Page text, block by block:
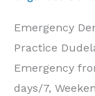
Fériés
|
Cabinet
Arnould-
Tanson
Emergency
Practice
Emergency
days/7,